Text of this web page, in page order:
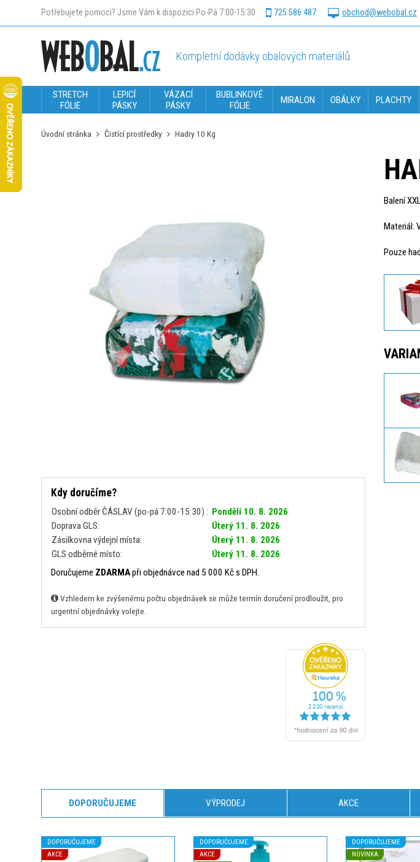
Potřebujete pomoci? Jsme Vám k dispozici Po-Pá 7:00-15:30 725 586 487 obchod@webobal.cz
Kompletní dodávky obalových materiálů
STRETCH
FÓLIE
LEPICÍ
PÁSKY
VÁZACÍ
PÁSKY
BUBLINKOVÉ
FÓLIE
MIRALON OBÁLKY PLACHTY
Úvodní stránka Čistící prostředky Hadry 10 Kg
Kdy doručíme?
Osobní odběr ČÁSLAV (po-pá 7:00-15:30) : Pondělí 10. 8. 2026
Doprava GLS:
Úterý 11. 8. 2026
Zásilkovna výdejní místa:
Úterý 11. 8. 2026
GLS odběrné místo:
Úterý 11. 8. 2026
Doručujeme ZDARMApři objednávce nad 5 000 Kč s DPH.
Vzhledem ke zvýšenému počtu objednávek se může termín doručení prodloužit, pro
urgentní objednávky volejte.
Balení
Materiál:
Pouze
DOPORUČUJEME VÝPRODEJ AKCE
DOPORUČUJEME
AKCE
DOPORUČUJEME
AKCE
DOPORUČUJEME
NOVINKA